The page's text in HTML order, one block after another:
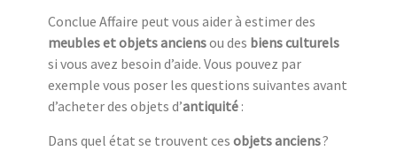
Conclue Affaire peut vous aider à estimer des
meubles et objets anciensou des biens culturels
si vous avez besoin d’aide. Vous pouvez par
exemple vous poser les questions suivantes avant
d’acheter des objets d’antiquité :
Dans quel état se trouvent ces objets anciens?